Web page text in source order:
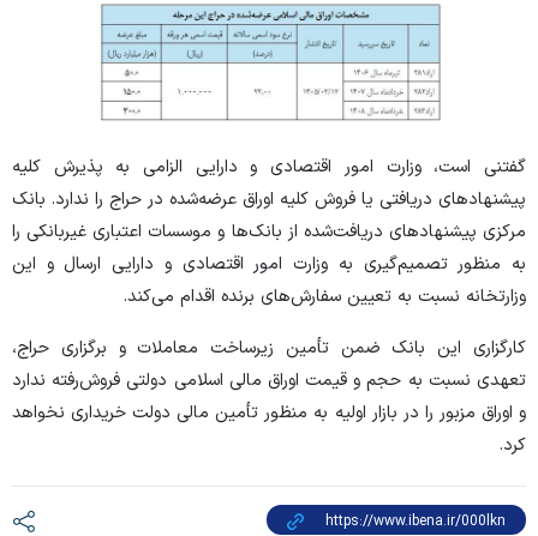
گفتنی است، وزارت امور اقتصادی و دارایی الزامی به پذیرش کلیه
پیشنهاد‌های دریافتی یا فروش کلیه اوراق عرضه‌شده در حراج را ندارد. بانک
مرکزی پیشنهاد‌های دریافت‌شده از بانک‌ها و موسسات اعتباری غیربانکی را
به منظور تصمیم‌گیری به وزارت امور اقتصادی و دارایی ارسال و این
وزارتخانه نسبت به تعیین سفارش‌های برنده اقدام می‌کند.
کارگزاری این بانک ضمن تأمین زیرساخت معاملات و برگزاری حراج،
تعهدی نسبت به حجم و قیمت اوراق مالی اسلامی دولتی فروش‌رفته ندارد
و اوراق مزبور را در بازار اولیه به منظور تأمین مالی دولت خریداری نخواهد
کرد.